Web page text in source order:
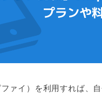
ァイ）を利用すれば、